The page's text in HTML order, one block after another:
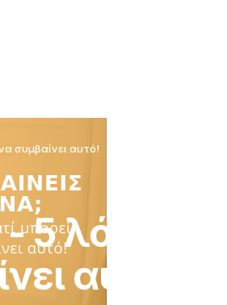
συμβαίνει αυτό!
5 λόγοι
αυτό!